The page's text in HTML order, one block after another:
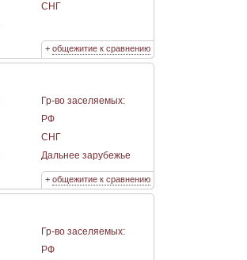
СНГ
+ общежитие к сравнению
Гр-во заселяемых:
РФ
СНГ
Дальнее зарубежье
+ общежитие к сравнению
Гр-во заселяемых:
РФ